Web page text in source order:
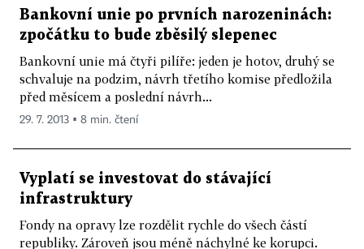
Bankovní unie po prvních narozeninách:
zpočátku to bude zběsilý slepenec
Bankovní unie má čtyři pilíře: jeden je hotov, druhý se
schvaluje na podzim, návrh třetího komise předložila
před měsícem a poslední návrh...
29. 7. 2013 ▪ 8 min. čtení
Vyplatí se investovat do stávající
infrastruktury
Fondy na opravy lze rozdělit rychle do všech částí
republiky. Zároveň jsou méně náchylné ke korupci.